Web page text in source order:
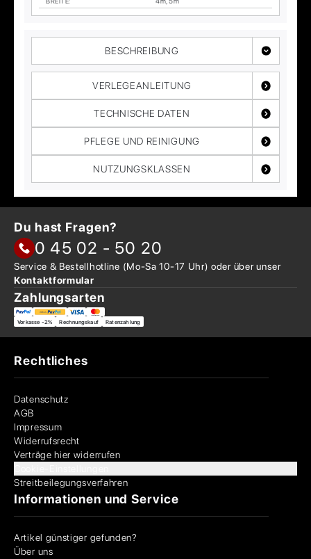
BESCHREIBUNG
VERLEGEANLEITUNG
TECHNISCHE DATEN
PFLEGE UND REINIGUNG
NUTZUNGSKLASSEN
Du hast Fragen?
0 45 02 - 50 20
Service & Bestellhotline (Mo-Sa 10-17 Uhr) oder überunser
Kontaktformular
Zahlungsarten
Vorkasse -2% Rechnungskauf Ratenzahlung
Rechtliches
Datenschutz
AGB
Impressum
Widerrufsrecht
Verträge hier widerrufen
Streitbeilegungsverfahren
Informationen und Service
Artikel günstiger gefunden?
Über uns